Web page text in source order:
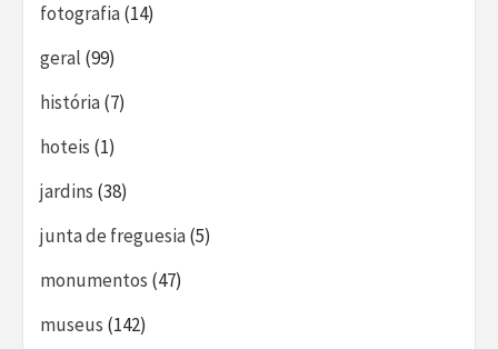
fotografia(14)
geral (99)
história(7)
hoteis (1)
jardins (38)
junta de freguesia(5)
monumentos (47)
museus (142)